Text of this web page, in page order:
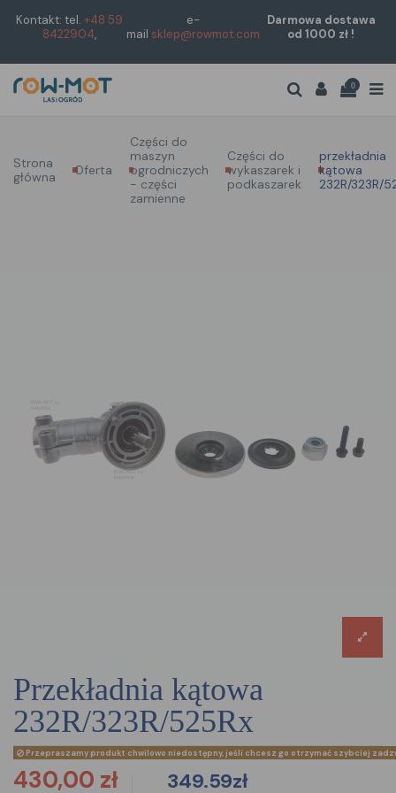
Kontakt: tel.+48 59
8422904,
e-
mail sklep@rowmot.com
Darmowa dostawa
od 1000 zł !
0
Strona
główna
Oferta
Części do
maszyn
ogrodniczych
- części
zamienne
Części do
wykaszarek i
podkaszarek
przekładnia
kątowa
232R/323R/
przekładnia kątowa
232R/323R/525Rx
Przepraszamy produkt chwilowo niedostępny, jeśli chcesz go otrzymać szybciej
430,00 zł 349.59zł